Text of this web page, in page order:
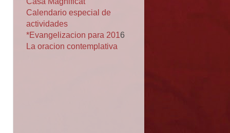
Calendario especial de
actividades
*Evangelizacion para 2016
La oracion contemplativa